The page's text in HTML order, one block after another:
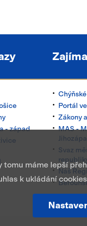
- západ
Portál
Zákony
MAS -
Svaz
Náš
máme lepší
k ukládání